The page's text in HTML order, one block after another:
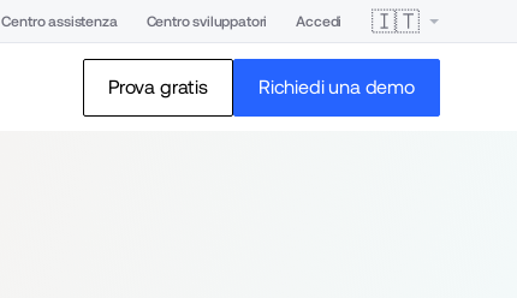
Centro assistenza Centro sviluppatori Accedi 🇮🇹
Prova gratis Richiedi una demo